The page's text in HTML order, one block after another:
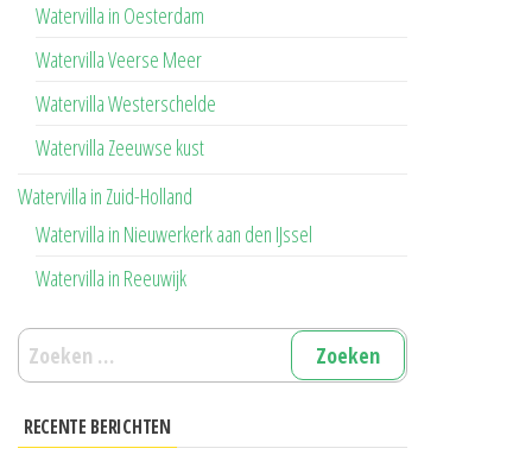
Watervilla in Oesterdam
Watervilla Veerse Meer
Watervilla Westerschelde
Watervilla Zeeuwse kust
Watervilla in Zuid-Holland
Watervilla in Nieuwerkerk aan den IJssel
Watervilla in Reeuwijk
Zoeken
naar:
RECENTE BERICHTEN